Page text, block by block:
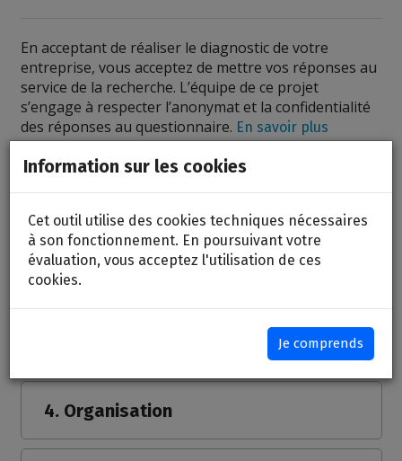
En acceptant de réaliser le diagnostic de votre
entreprise, vous acceptez de mettre vos réponses au
service de la recherche. L’équipe de ce projet
s’engage à respecter l’anonymat et la confidentialité
des réponses au questionnaire. En savoir plus
1. Expérience client
2. Innovation des produits et des
services
4. Organisation
Information sur les cookies
Cet outil utilise des cookies techniques nécessaires
à son fonctionnement. En poursuivant votre
évaluation, vous acceptez l'utilisation de ces
cookies.
Je comprends